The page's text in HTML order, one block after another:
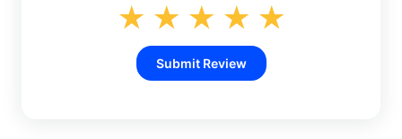
★ ★ ★ ★ ★
Submit Review